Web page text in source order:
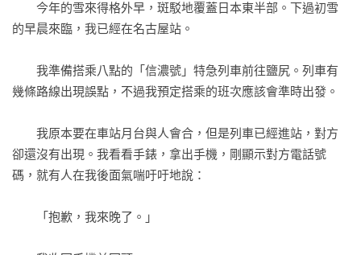
今年的雪來得格外早，斑駁地覆蓋日本東半部。下過初雪
的早晨來臨，我已經在名古屋站。
我準備搭乘八點的「信濃號」特急列車前往鹽尻。列車有
幾條路線出現誤點，不過我預定搭乘的班次應該會準時出發。
我原本要在車站月台與人會合，但是列車已經進站，對方
卻還沒有出現。我看看手錶，拿出手機，剛顯示對方電話號
碼，就有人在我後面氣喘吁吁地說：
「抱歉，我來晚了。」